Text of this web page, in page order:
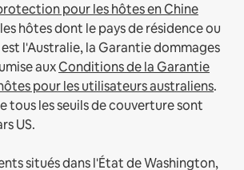
pour les hôtes en Chine
hôtes dont le pays de résidence ou
l'Australie, la Garantie dommages
auxConditions de la Garantie
pour les utilisateurs australiens.
tous les seuils de couverture sont
US.
situés dans l'État de Washington,